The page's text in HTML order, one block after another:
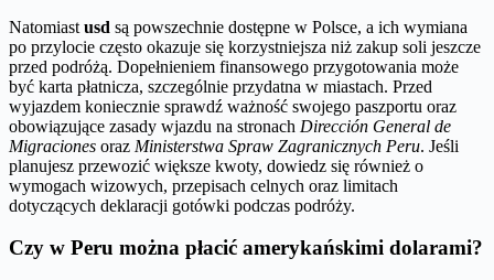
Natomiast usd są powszechnie dostępne w Polsce, a ich wymiana
po przylocie często okazuje się korzystniejsza niż zakup soli jeszcze
przed podróżą. Dopełnieniem finansowego przygotowania może
być karta płatnicza, szczególnie przydatna w miastach. Przed
wyjazdem koniecznie sprawdź ważność swojego paszportu oraz
obowiązujące zasady wjazdu na stronach Dirección General de
Migraciones oraz Ministerstwa Spraw Zagranicznych Peru. Jeśli
planujesz przewozić większe kwoty, dowiedz się również o
wymogach wizowych, przepisach celnych oraz limitach
dotyczących deklaracji gotówki podczas podróży.
Czy w Peru można płacić amerykańskimi dolarami?